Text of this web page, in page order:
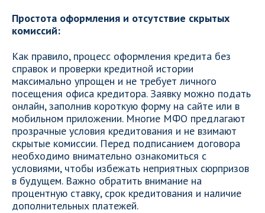
Простота оформления и отсутствие скрытых
комиссий:
Как правило, процесс оформления кредита без
справок и проверки кредитной истории
максимально упрощен и не требует личного
посещения офиса кредитора. Заявку можно подать
онлайн, заполнив короткую форму на сайте или в
мобильном приложении. Многие МФО предлагают
прозрачные условия кредитования и не взимают
скрытые комиссии. Перед подписанием договора
необходимо внимательно ознакомиться с
условиями, чтобы избежать неприятных сюрпризов
в будущем. Важно обратить внимание на
процентную ставку, срок кредитования и наличие
дополнительных платежей.